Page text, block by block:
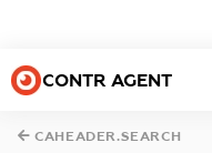
CONTR AGENT
CAHEADER.SEARCH